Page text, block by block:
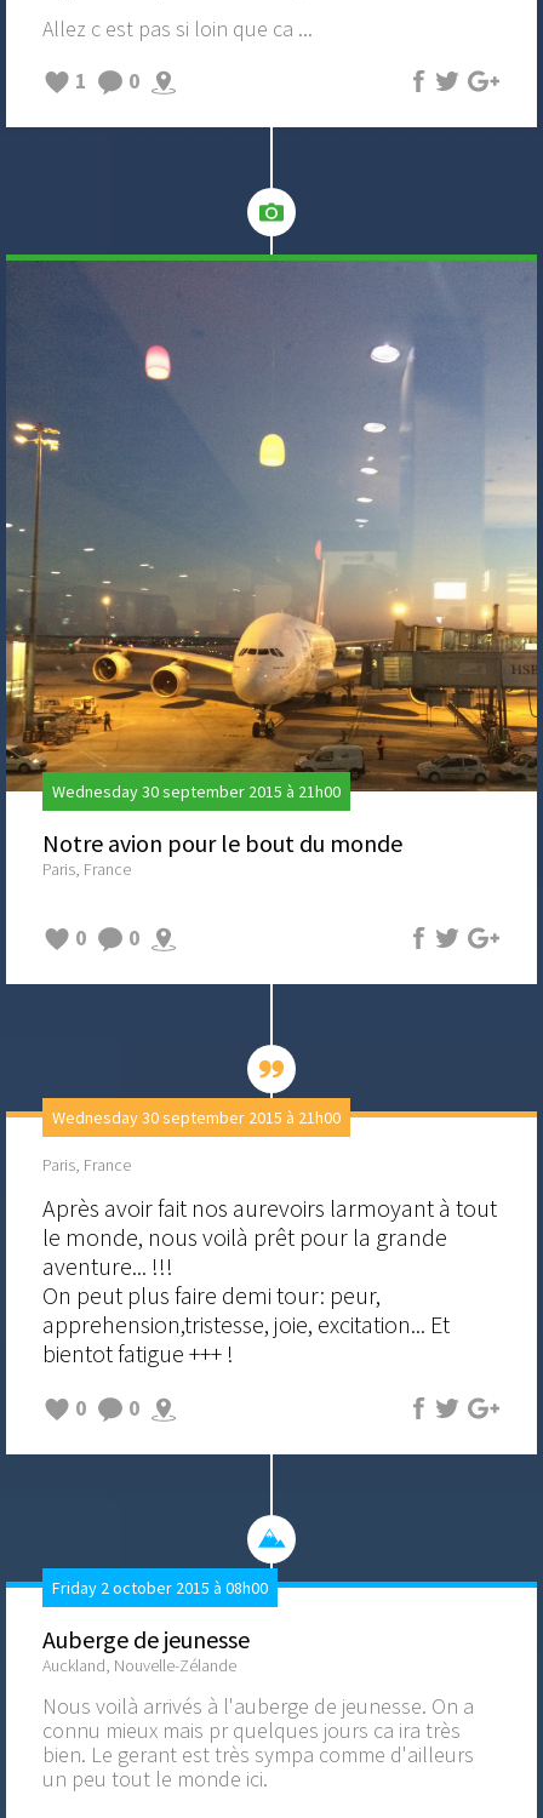
Allez c est pas si loin que ca ...
1
0
Wednesday 30 september 2015 à 21h00
Notre avion pour le bout du monde
Paris, France
0 0
Wednesday 30 september 2015 à 21h00
Paris, France
Après avoir fait nos aurevoirs larmoyant à tout
le monde, nous voilà prêt pour la grande
aventure... !!!
On peut plus faire demi tour: peur,
apprehension,tristesse, joie, excitation... Et
bientot fatigue +++ !
0 0
Friday 2 october 2015 à 08h00
Auberge de jeunesse
Auckland, Nouvelle-Zélande
Nous voilà arrivés à l'auberge de jeunesse. On a
connu mieux mais pr quelques jours ca ira très
bien. Le gerant est très sympa comme d'ailleurs
un peu tout le monde ici.